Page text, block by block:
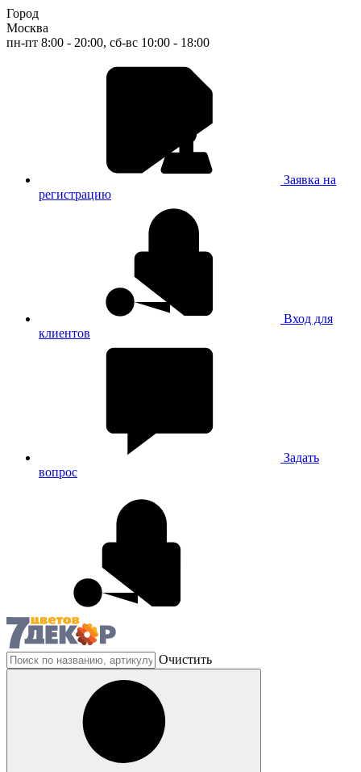
Город
Москва
пн-пт 8:00 - 20:00, сб-вс 10:00 - 18:00
Заявка на
регистрацию
Вход для
клиентов
Задать
вопрос
Очистить